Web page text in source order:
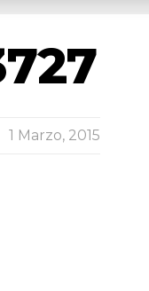
1 Marzo, 2015